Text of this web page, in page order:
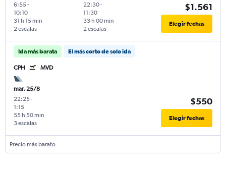
6:55-
10:10
2 escalas
31 h 15 min
22:30-
11:30
2 escalas
33 h 00 min
$1.561
Elegir fechas
Ida más barata El más corto de solo ida
CPH MVD
mar. 25/8
22:25-
1:15
3 escalas
55 h 50 min
$550
Elegir fechas
Precio más barato